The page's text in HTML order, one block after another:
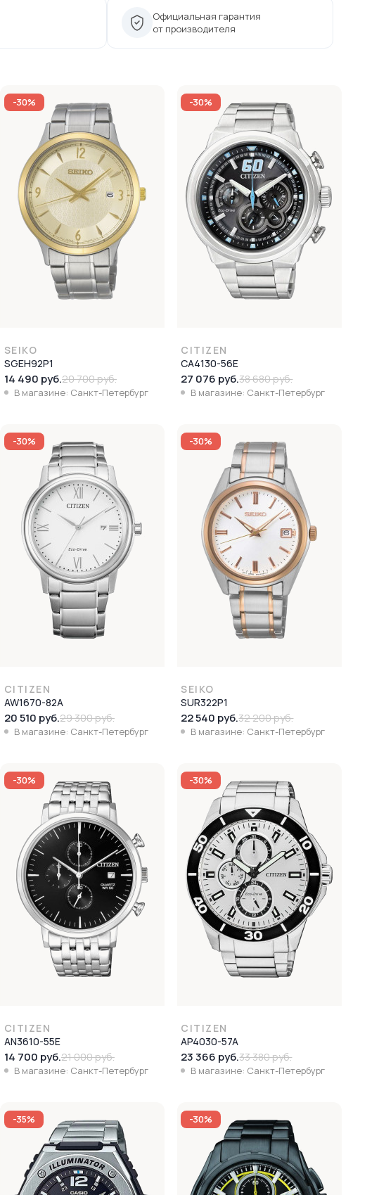
Официальная гарантия
от производителя
-30%
SEIKO
SGEH92P1
14 490 руб.20 700 руб.
В магазине: Санкт-Петербург
-30%
CITIZEN
CA4130-56E
27 076 руб.38 680 руб.
В магазине: Санкт-Петербург
-30%
CITIZEN
AW1670-82A
20 510 руб.29 300 руб.
В магазине: Санкт-Петербург
-30%
SEIKO
SUR322P1
22 540 руб.32 200 руб.
В магазине: Санкт-Петербург
-30%
CITIZEN
AN3610-55E
14 700 руб.21 000 руб.
В магазине: Санкт-Петербург
-30%
CITIZEN
AP4030-57A
23 366 руб.33 380 руб.
В магазине: Санкт-Петербург
-35% -30%